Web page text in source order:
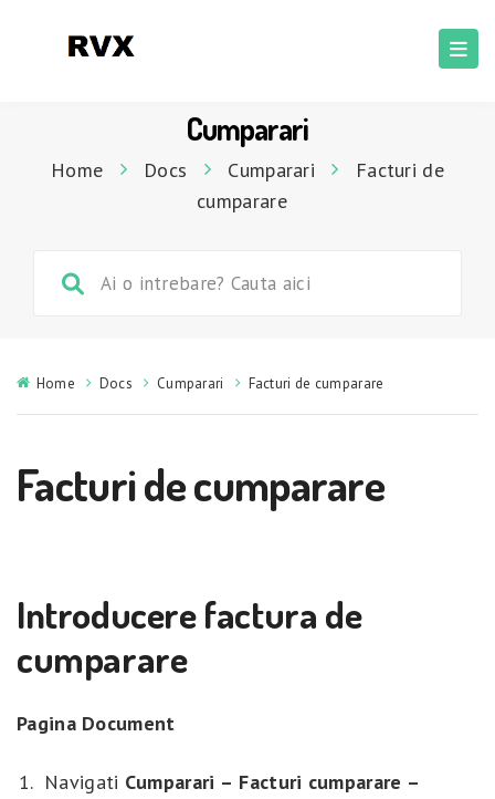
Cumparari
Home Docs Cumparari
Facturi de
cumparare
Home Docs Cumparari Facturi de cumparare
Facturi de cumparare
Introducere factura de
cumparare
Pagina Document
Navigati Cumparari – Facturi cumparare –